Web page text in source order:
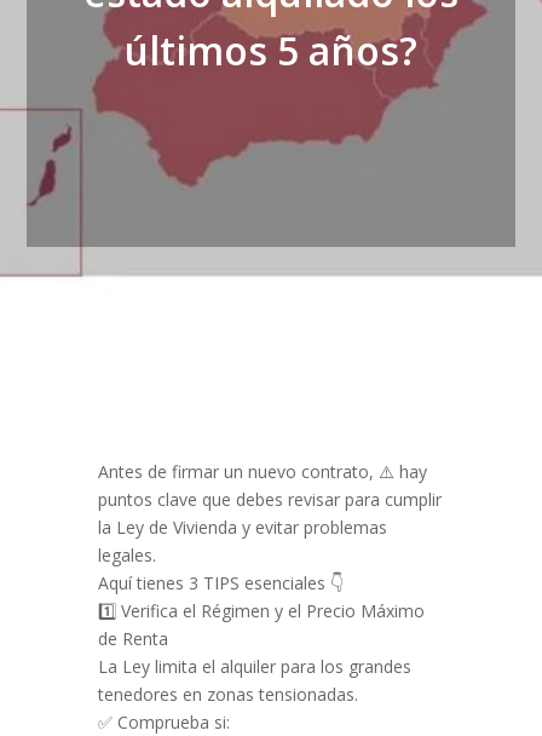
últimos 5 años?
Antes de firmar un nuevo contrato, ⚠️ hay
puntos clave que debes revisar para cumplir
la Ley de Vivienda y evitar problemas
legales.
Aquí tienes 3 TIPS esenciales 👇
1️⃣ Verifica el Régimen y el Precio Máximo
de Renta
La Ley limita el alquiler para los grandes
tenedores en zonas tensionadas.
✅ Comprueba si: